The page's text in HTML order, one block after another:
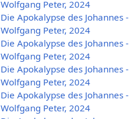
Wolfgang Peter, 2024
Die Apokalypse des Johannes
Wolfgang Peter, 2024
Die Apokalypse des Johannes
Wolfgang Peter, 2024
Die Apokalypse des Johannes
Wolfgang Peter, 2024
Die Apokalypse des Johannes
Wolfgang Peter, 2024